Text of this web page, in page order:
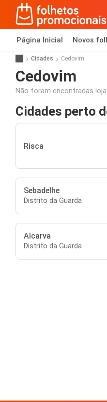
Página Inicial Novos
Cidades Cedovim
Cedovim
Não foram encontradas
Cidades perto
Risca
Sebadelhe
Distrito da Guarda
Alcarva
Distrito da Guarda